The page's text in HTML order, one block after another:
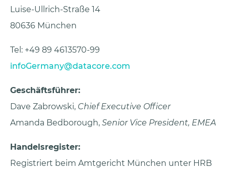
Luise-Ullrich-Straße 14
80636 München
Tel: +49 89 4613570-99
infoGermany@datacore.com
Geschäftsführer:
Dave Zabrowski, Chief Executive Officer
Amanda Bedborough, Senior Vice President, EMEA
Handelsregister:
Registriert beim Amtgericht München unter HRB